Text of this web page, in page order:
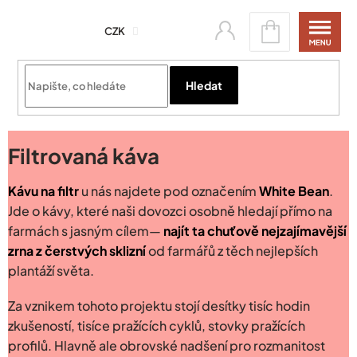
CZK
Hledat
Nákupní
košík
Filtrovaná káva
Kávu na filtru nás najdete pod označenímWhite Bean.
Jde o kávy, které naši dovozci osobně hledají přímo na
farmách s jasným cílem— najít ta chuťově nejzajímavější
zrna z čerstvých sklizníod farmářů z těch nejlepších
plantáží světa.
Za vznikem tohoto projektu stojí desítky tisíc hodin
zkušeností, tisíce pražících cyklů, stovky pražících
profilů. Hlavně ale obrovské nadšení pro rozmanitost